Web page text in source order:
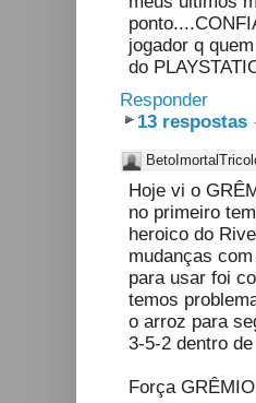
jogador q
do
Responder
13 respostas ·
Hoje vi o
no primeiro
heroico do
mudanças
para usar foi
temos
o arroz para
3-5-2 dentro
Força GRÊMIO